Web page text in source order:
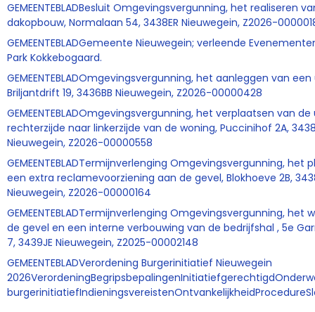
GEMEENTEBLADBesluit Omgevingsvergunning, het realiseren
dakopbouw, Normalaan 54, 3438ER Nieuwegein, Z2026-
GEMEENTEBLADGemeente Nieuwegein; verleende
Park Kokkebogaard.
GEMEENTEBLADOmgevingsvergunning, het aanleggen van
Briljantdrift 19, 3436BB Nieuwegein, Z2026-00000428
GEMEENTEBLADOmgevingsvergunning, het verplaatsen van
rechterzijde naar linkerzijde van de woning, Puccinihof 2A,
Nieuwegein, Z2026-00000558
GEMEENTEBLADTermijnverlenging Omgevingsvergunning, het
een extra reclamevoorziening aan de gevel, Blokhoeve 2B,
Nieuwegein, Z2026-00000164
GEMEENTEBLADTermijnverlenging Omgevingsvergunning, het
de gevel en een interne verbouwing van de bedrijfshal , 5e
7, 3439JE Nieuwegein, Z2025-00002148
GEMEENTEBLADVerordening Burgerinitiatief Nieuwegein